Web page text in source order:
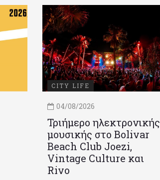
CITY LIFE
04/08/2026
Τριήμερο ηλεκτρονικής
μουσικής στο Bolivar
Beach Club Joezi,
Vintage Culture και
Rivo